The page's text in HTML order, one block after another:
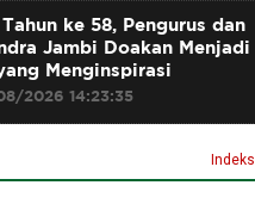
ke 58, Pengurus dan
Jambi Doakan Menjadi
Menginspirasi
2026 14:23:35
Indeks